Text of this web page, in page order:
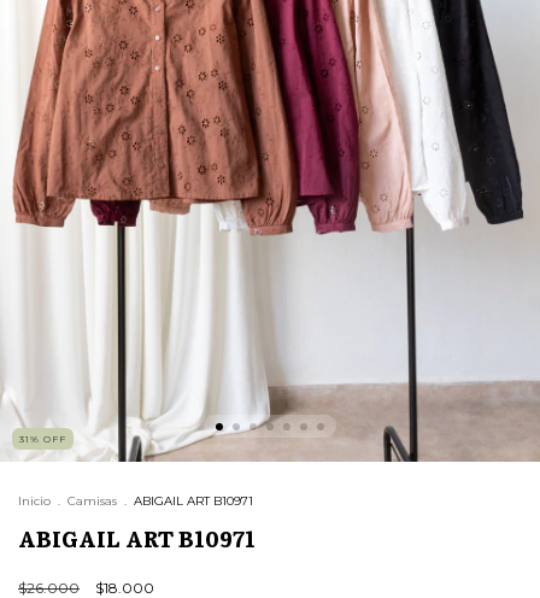
31 % OFF
Inicio . Camisas . ABIGAIL ART B10971
ABIGAIL ART B10971
$26.000 $18.000